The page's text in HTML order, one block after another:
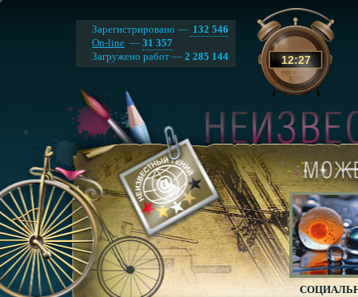
12:27
Зарегистрировано — 132 546
On-line — 31 357
Загружено работ — 2 285 144